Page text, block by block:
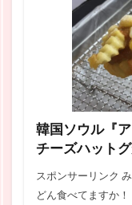
韓国ソウル『
チーズハット
スポンサーリンク
どん食べてますか